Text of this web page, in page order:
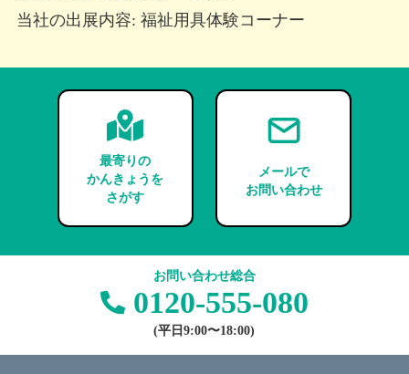
当社の出展内容: 福祉用具体験コーナー
最寄りの
かんきょうを
さがす
メールで
お問い合わせ
お問い合わせ総合
0120-555-080
(平日9:00〜18:00)